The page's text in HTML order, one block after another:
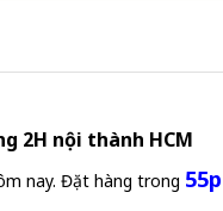
2H nội thành HCM
nay. Đặt hàng trong 55p